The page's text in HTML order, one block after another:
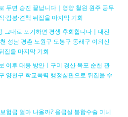
두면 승진 끝납니다｜영양 철원 원주 공무
·감봉·견책 뒤집을 마지막 기회
그대로 포기하면 평생 후회합니다｜대전
성남 평촌 노원구 도봉구 동래구 이의신
집을 마지막 기회
이후 대응 방안ㅣ구미 경산 목포 순천 관
양천구 학교폭력 행정심판으로 뒤집을 수
험금 얼마 나올까? 응급실 봉합수술 미니